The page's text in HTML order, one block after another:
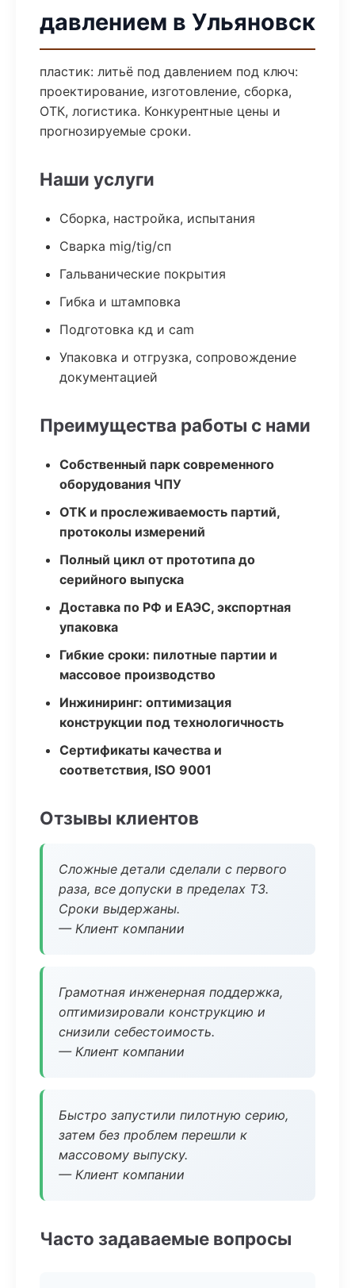
давлением в Ульяновск
пластик: литьё под давлением под ключ:
проектирование, изготовление, сборка,
ОТК, логистика. Конкурентные цены и
прогнозируемые сроки.
Наши услуги
Сборка, настройка, испытания
Сварка mig/tig/сп
Гальванические покрытия
Гибка и штамповка
Подготовка кд и cam
Упаковка и отгрузка, сопровождение
документацией
Преимущества работы с нами
Собственный парк современного
оборудования ЧПУ
ОТК и прослеживаемость партий,
протоколы измерений
Полный цикл от прототипа до
серийного выпуска
Доставка по РФ и ЕАЭС, экспортная
упаковка
Гибкие сроки: пилотные партии и
массовое производство
Инжиниринг: оптимизация
конструкции под технологичность
Сертификаты качества и
соответствия, ISO 9001
Отзывы клиентов
Сложные детали сделали с первого
раза, все допуски в пределах ТЗ.
Сроки выдержаны.
— Клиент компании
Грамотная инженерная поддержка,
оптимизировали конструкцию и
снизили себестоимость.
— Клиент компании
Быстро запустили пилотную серию,
затем без проблем перешли к
массовому выпуску.
— Клиент компании
Часто задаваемые вопросы